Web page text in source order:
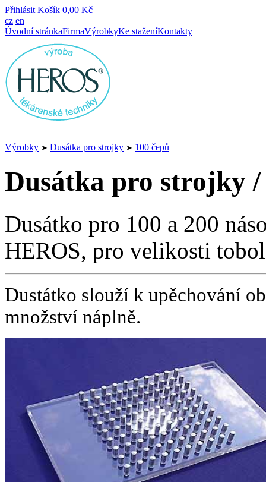
Přihlásit Košík 0,00 Kč
cz en
Úvodní stránkaFirmaVýrobkyKe staženíKontakty
Výrobky ➤ Dusátka pro strojky ➤ 100 čepů
Dusátka pro strojky /
Dusátko pro 100 a 200
HEROS, pro velikosti
Dustátko slouží k upěchování
množství náplně.